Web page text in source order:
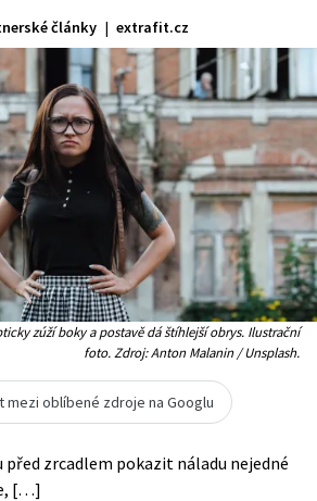
články | extrafit.cz
zúží boky a postavě dá štíhlejší obrys. Ilustrační
foto. Zdroj: Anton Malanin / Unsplash.
mezi oblíbené zdroje na Googlu
před zrcadlem pokazit náladu nejedné
[…]